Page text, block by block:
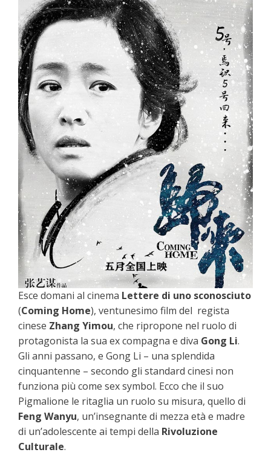
Esce domani al cinema Lettere di uno sconosciuto
(Coming Home), ventunesimo film del regista
cinese Zhang Yimou, che ripropone nel ruolo di
protagonista la sua ex compagna e diva Gong Li.
Gli anni passano, e Gong Li – una splendida
cinquantenne – secondo gli standard cinesi non
funziona più come sex symbol. Ecco che il suo
Pigmalione le ritaglia un ruolo su misura, quello di
Feng Wanyu, un’insegnante di mezza età e madre
di un’adolescente ai tempi della Rivoluzione
Culturale.